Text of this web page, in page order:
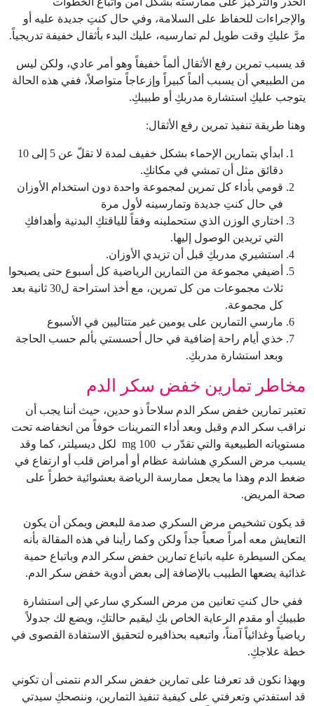
والإجراءات للحفاظ على السلامة، وفي حال كنتِ جديدة عليه أو
مرَّ عليكِ وقت طويل لم تمارسيه، عليك البدء بأثقال خفيفة تدريجياً.
قد يسبب تمرين رفع الأثقال ألماً خفيفاً وهو أمر عادي، ولكن ليس
من الطبيعي أن يسبب ألماً كبيراً وإزعاجاً متواصلاً، ففي هذه الحالة
يتوجب عليكِ استشارة مدربكِ أو طبيبكِ.
وهنا طريقة تنفيذ تمرين رفع الأثقال:
ابدأي بتمارين الإحماء بشكل خفيف لمدة لا تقلّ عن 5 إلى 10
دقائق مثل أن تمشي في مكانكِ.
قومي بأداء كل تمرين لمجموعة واحدة دون استخدام الأوزان
في حال كنتِ جديدة وتمارسينه لأول مرة
اختاري الوزن الذي ستحملينه وفقاً للياقتكِ البدنية وأهدافكِ
التي تريدين الوصول إليها.
استشيري مدربكِ قبل أن تزيدي الأوزان.
أضيفي مجموعة من التمارين الرياضية كل أسبوع حتى يصبحوا
ثلاث مجموعات من كل تمرين، مع أخذ استراحة ل30 ثانية بعد
كل مجموعة.
مارسي التمارين على يومين غير متتاليين في الأسبوع
خذي أيام راحة إضافية في حال أحسستي بألم حسب الحاجة
وبعد استشارة مدربكِ.
مخاطر تمارين خفض سكر الدم
تعتبر تمارين خفض سكر الدم سلاحاً ذو حدين، حيث أننا يجب أن
نراقب سكر الدم وقبل وبعد أداء التمرينات خوفاً من انخفاضه تحت
مستوياته الطبيعية والتي تقدّر ب 100 mg لكل ديسيلتر، كما وقد
يسبب مرض السكري هشاشة عظام أو أمراض قلب أو ارتفاع في
ضغط الدم وهذا ما يجعل ممارسة الرياضة بعشوائية خطراً على
صحة المريض.
قد يكون تشخيص مرض السكري صدمة للبعض ويمكن أن يكون
التعايش معه أمراً صعباً جداً ولكن وكما رأينا في هذه المقالة بأنه
يمكن السيطرة عليه باتباع تمارين خفض سكر الدم وباتباع حمية
غذائية يضعها الطبيب بالإضافة إلى بعض أدوية خفض سكر الدم.
ففي حال كنتِ تعانين من مرض السكري سارعي إلى استشارة
طبيبكِ أو مقدم الرعاية الخاص بكِ ليقيم حالتكِ، ويضع لك جدولاً
رياضياً وغذائياً آمناً، واتبعيه بحذافيره لتحقيق الاستفادة القصوى في
خطة علاجكِ.
وبهذا نكون قد تعرفنا على تمارين خفض سكر الدم نتمنى أن تكوني
قد استفدتي وتعرفتي على كيفية تنفيذ التمارين، وننصحكِ سيدتي